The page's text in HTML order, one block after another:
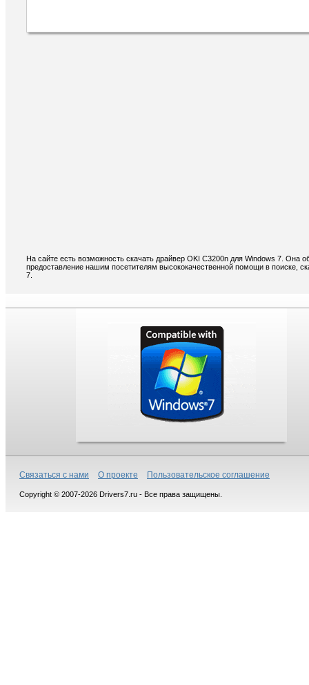
На сайте есть возможность скачать драйвер OKI C3200n для Windows 7. Она
предоставление нашим посетителям высококачественной помощи в поиске,
7.
Связаться с нами О проекте Пользовательское соглашение
Copyright © 2007-2026 Drivers7.ru - Все права защищены.